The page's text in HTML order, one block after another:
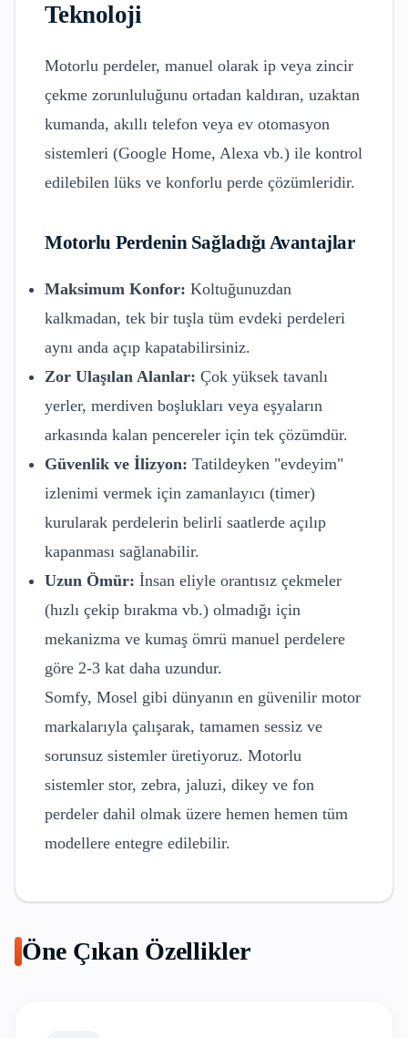
Teknoloji
Motorlu perdeler, manuel olarak ip veya zincir
çekme zorunluluğunu ortadan kaldıran, uzaktan
kumanda, akıllı telefon veya ev otomasyon
sistemleri (Google Home, Alexa vb.) ile kontrol
edilebilen lüks ve konforlu perde çözümleridir.
Motorlu Perdenin Sağladığı Avantajlar
Maksimum Konfor: Koltuğunuzdan
kalkmadan, tek bir tuşla tüm evdeki perdeleri
aynı anda açıp kapatabilirsiniz.
Zor Ulaşılan Alanlar: Çok yüksek tavanlı
yerler, merdiven boşlukları veya eşyaların
arkasında kalan pencereler için tek çözümdür.
Güvenlik ve İlizyon: Tatildeyken "evdeyim"
izlenimi vermek için zamanlayıcı (timer)
kurularak perdelerin belirli saatlerde açılıp
kapanması sağlanabilir.
Uzun Ömür: İnsan eliyle orantısız çekmeler
(hızlı çekip bırakma vb.) olmadığı için
mekanizma ve kumaş ömrü manuel perdelere
göre 2-3 kat daha uzundur.
Somfy, Mosel gibi dünyanın en güvenilir motor
markalarıyla çalışarak, tamamen sessiz ve
sorunsuz sistemler üretiyoruz. Motorlu
sistemler stor, zebra, jaluzi, dikey ve fon
perdeler dahil olmak üzere hemen hemen tüm
modellere entegre edilebilir.
Öne Çıkan Özellikler